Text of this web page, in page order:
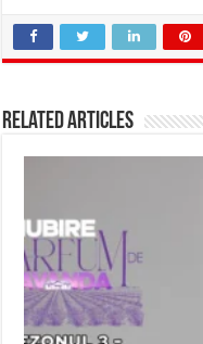
Related Articles